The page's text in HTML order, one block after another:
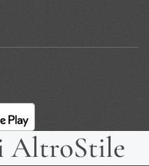
AltroStile